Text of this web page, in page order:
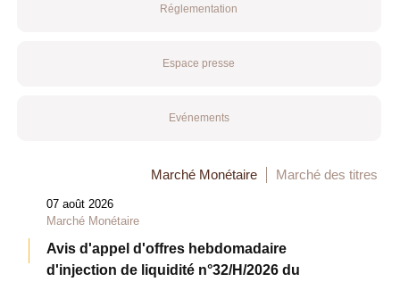
Réglementation
Espace presse
Evénements
Marché Monétaire Marché des titres
07 août 2026
Marché Monétaire
Avis d'appel d'offres hebdomadaire
d'injection de liquidité n°32/H/2026 du